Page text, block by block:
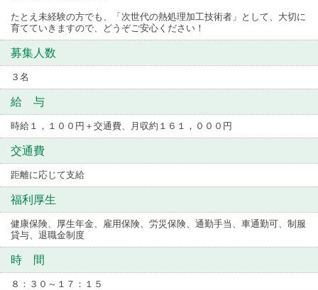
たとえ未経験の方でも、「次世代の熱処理加工技術者」として、大切に
育てていきますので、どうぞご安心ください！
募集人数
３名
給 与
時給１，１００円＋交通費、月収約１６１，０００円
交通費
距離に応じて支給
福利厚生
健康保険、厚生年金、雇用保険、労災保険、通勤手当、車通勤可、制服
貸与、退職金制度
時 間
８：３０～１７：１５